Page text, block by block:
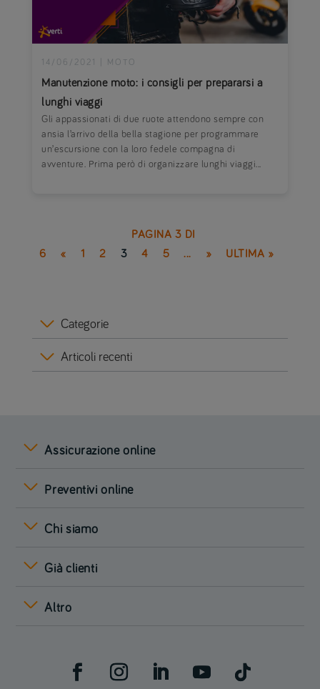
Manutenzione moto: i consigli per prepararsi a
lunghi viaggi
14/06/2021 MOTO
Gli appassionati di due ruote attendono sempre con
ansia l’arrivo della bella stagione per programmare
un’escursione con la loro fedele compagna di
avventure. Prima però di organizzare lunghi viaggi...
PAGINA 3 DI
6
« 1 2 3 4 5 ... » ULTIMA »
Categorie
Articoli recenti
Assicurazione online
Preventivi online
Chi siamo
Già clienti
Altro